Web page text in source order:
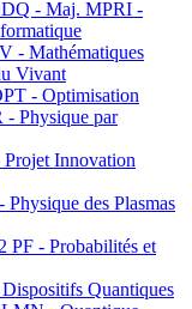
- Maj. MPRI -
- Mathématiques
Vivant
- Optimisation
Physique par
Innovation
des Plasmas
- Probabilités et
Quantiques